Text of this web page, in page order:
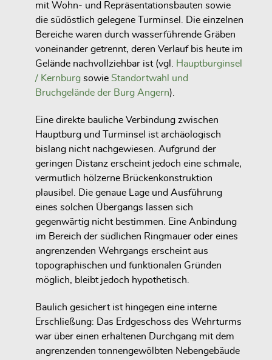
mit Wohn- und Repräsentationsbauten sowie
die südöstlich gelegene Turminsel. Die einzelnen
Bereiche waren durch wasserführende Gräben
voneinander getrennt, deren Verlauf bis heute im
Gelände nachvollziehbar ist (vgl. Hauptburginsel
/ Kernburg sowie Standortwahl und
Bruchgelände der Burg Angern).
Eine direkte bauliche Verbindung zwischen
Hauptburg und Turminsel ist archäologisch
bislang nicht nachgewiesen. Aufgrund der
geringen Distanz erscheint jedoch eine schmale,
vermutlich hölzerne Brückenkonstruktion
plausibel. Die genaue Lage und Ausführung
eines solchen Übergangs lassen sich
gegenwärtig nicht bestimmen. Eine Anbindung
im Bereich der südlichen Ringmauer oder eines
angrenzenden Wehrgangs erscheint aus
topographischen und funktionalen Gründen
möglich, bleibt jedoch hypothetisch.
Baulich gesichert ist hingegen eine interne
Erschließung: Das Erdgeschoss des Wehrturms
war über einen erhaltenen Durchgang mit dem
angrenzenden tonnengewölbten Nebengebäude